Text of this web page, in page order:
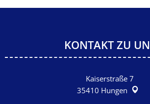
KONTAKT ZU
Kaiserstraße 7
35410 Hungen